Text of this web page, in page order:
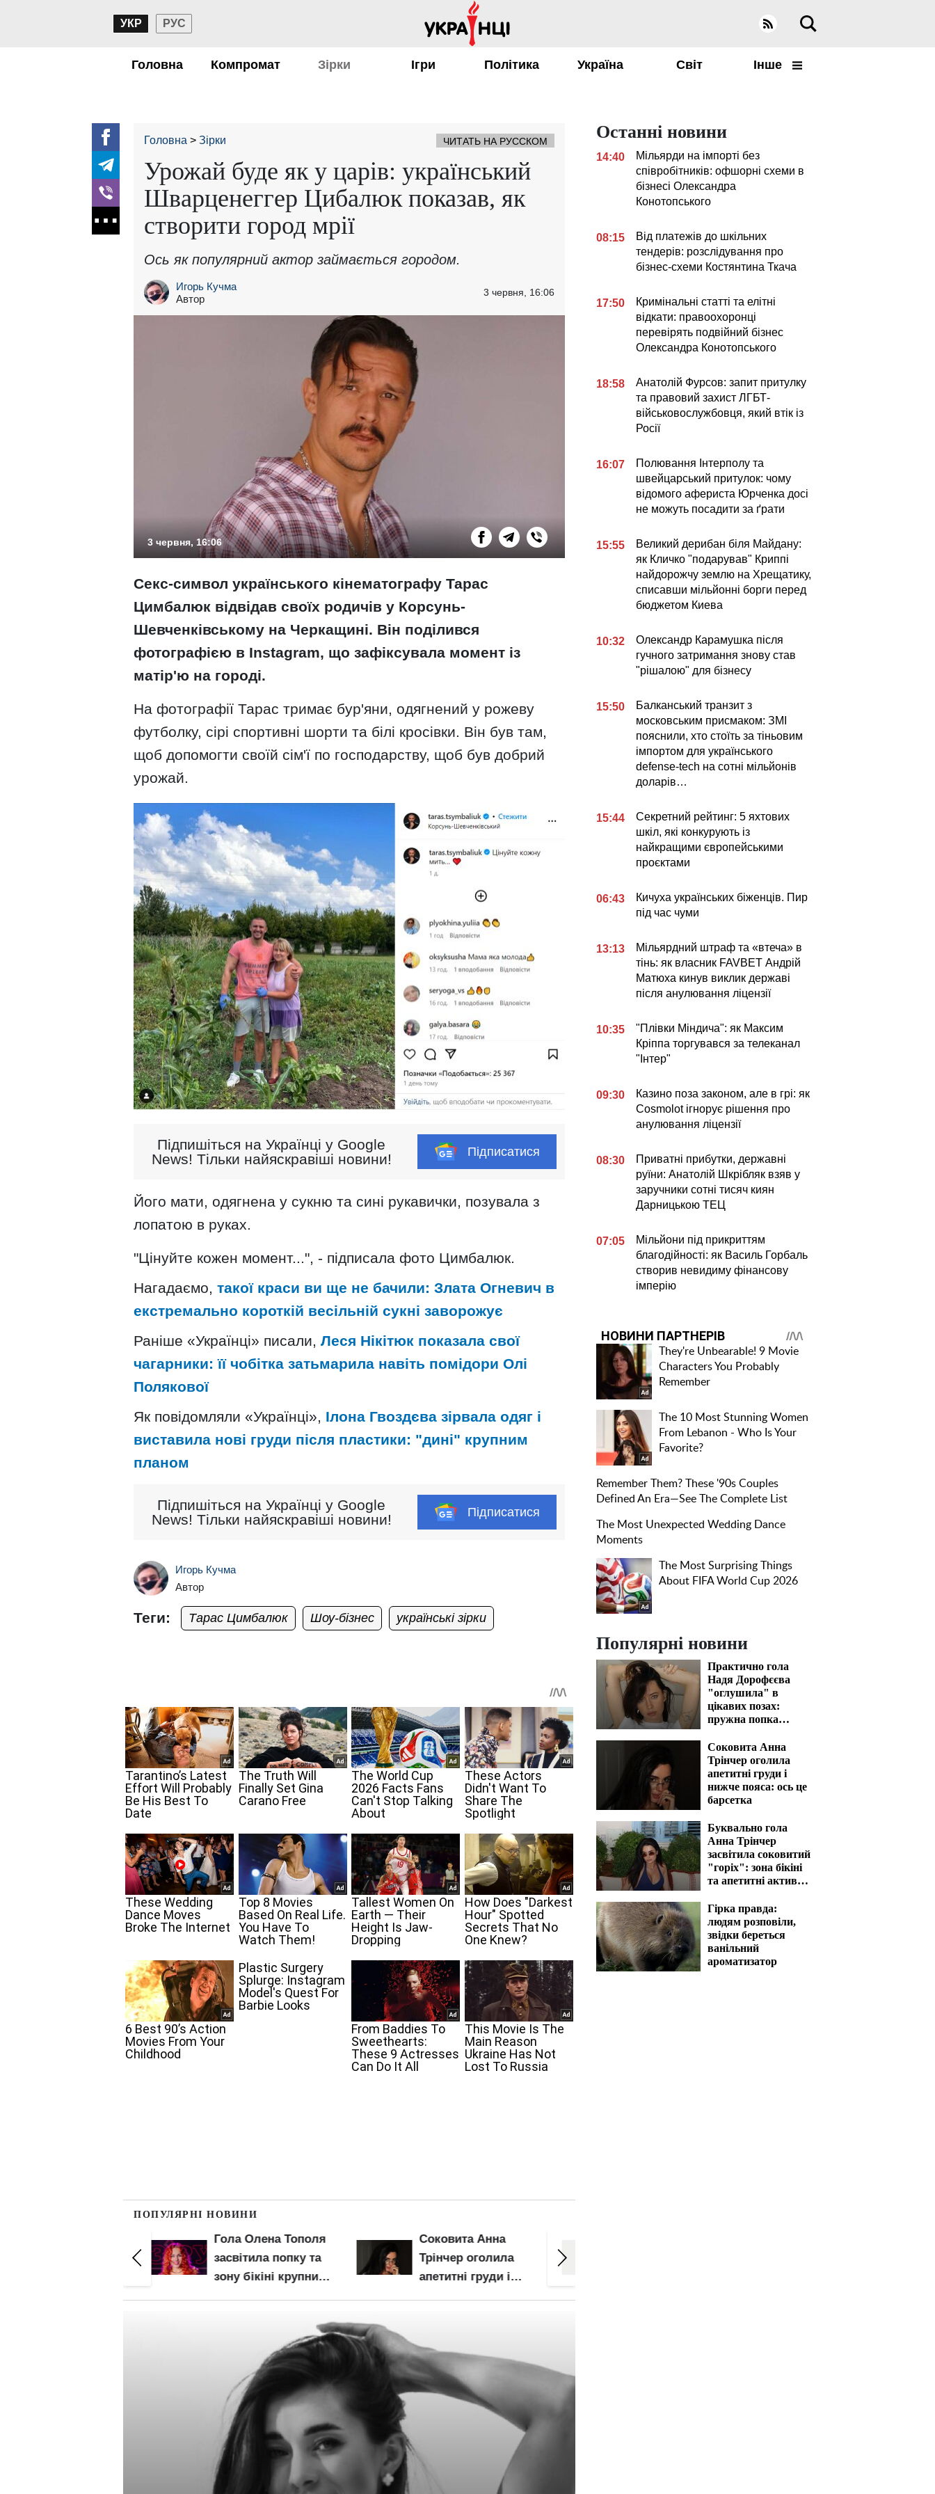
УКР РУС
Головна Компромат Зірки Ігри Політика Україна Світ Інше
Головна Зірки ЧИТАТЬ НА РУССКОМ
Урожай буде як у царів: український
Шварценеггер Цибалюк показав, як
створити город мрії
Ось як популярний актор займається городом.
Игорь Кучма
Автор
3 червня, 16:06
3 червня, 16:06
Секс-символ українського кінематографу Тарас
Цимбалюк відвідав своїх родичів у Корсунь-
Шевченківському на Черкащині. Він поділився
фотографією в Instagram, що зафіксувала момент із
матір'ю на городі.
На фотографії Тарас тримає бур'яни, одягнений у рожеву
футболку, сірі спортивні шорти та білі кросівки. Він був там,
щоб допомогти своїй сім'ї по господарству, щоб був добрий
урожай.
Підпишіться на Українці у Google
News! Тільки найяскравіші новини!
Підписатися
Його мати, одягнена у сукню та сині рукавички, позувала з
лопатою в руках.
"Цінуйте кожен момент...", - підписала фото Цимбалюк.
Нагадаємо, такої краси ви ще не бачили: Злата Огневич в
екстремально короткій весільній сукні заворожує
Раніше «Українці» писали, Леся Нікітюк показала свої
чагарники: її чобітка затьмарила навіть помідори Олі
Полякової
Як повідомляли «Українці», Ілона Гвоздєва зірвала одяг і
виставила нові груди після пластики: "дині" крупним
планом
Підпишіться на Українці у Google
News! Тільки найяскравіші новини!
Підписатися
Игорь Кучма
Автор
Теги: Тарас Цимбалюк Шоу-бізнес українські зірки
ПОПУЛЯРНІ НОВИНИ
Гола Олена Тополя
засвітила попку та
зону бікіні крупним
Соковита Анна
Трінчер оголила
апетитні груди і
Останні новини
14:40
Мільярди на імпорті без
співробітників: офшорні схеми в
бізнесі Олександра
Конотопського
08:15
Від платежів до шкільних
тендерів: розслідування про
бізнес-схеми Костянтина Ткача
17:50
Кримінальні статті та елітні
відкати: правоохоронці
перевірять подвійний бізнес
Олександра Конотопського
18:58
Анатолій Фурсов: запит притулку
та правовий захист ЛГБТ-
військовослужбовця, який втік із
Росії
16:07
Полювання Інтерполу та
швейцарський притулок: чому
відомого афериста Юрченка досі
не можуть посадити за ґрати
15:55
Великий дерибан біля Майдану:
як Кличко "подарував" Криппі
найдорожчу землю на Хрещатику,
списавши мільйонні борги перед
бюджетом Киева
10:32
Олександр Карамушка після
гучного затримання знову став
"рішалою" для бізнесу
15:50
Балканський транзит з
московським присмаком: ЗМІ
пояснили, хто стоїть за тіньовим
імпортом для українського
defense-tech на сотні мільйонів
доларів…
15:44
Секретний рейтинг: 5 яхтових
шкіл, які конкурують із
найкращими європейськими
проєктами
06:43
Кичуха українських біженців. Пир
під час чуми
13:13
Мільярдний штраф та «втеча» в
тінь: як власник FAVBET Андрій
Матюха кинув виклик державі
після анулювання ліцензії
10:35
"Плівки Міндича": як Максим
Кріппа торгувався за телеканал
"Інтер"
09:30
Казино поза законом, але в грі: як
Cosmolot ігнорує рішення про
анулювання ліцензії
08:30
Приватні прибутки, державні
руїни: Анатолій Шкрібляк взяв у
заручники сотні тисяч киян
Дарницькою ТЕЦ
07:05
Мільйони під прикриттям
благодійності: як Василь Горбаль
створив невидиму фінансову
імперію
Популярні новини
Практично гола
Надя Дорофєєва
"оглушила" в
цікавих позах:
пружна попка
Соковита Анна
Трінчер оголила
апетитні груди і
нижче пояса: ось це
барсетка
Буквально гола
Анна Трінчер
засвітила соковитий
"горіх": зона бікіні
та апетитні активи
Гірка правда:
людям розповіли,
звідки береться
ванільний
ароматизатор